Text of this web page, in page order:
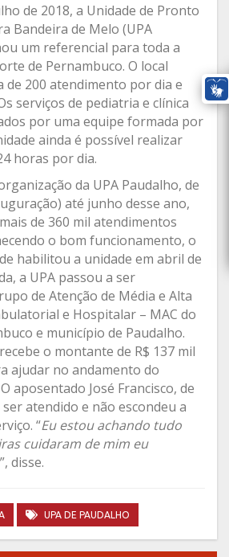
de 2018, a Unidade de Pronto
Bandeira de Melo (UPA
um referencial para toda a
de Pernambuco. O local
de 200 atendimento por dia e
serviços de pediatria e clínica
por uma equipe formada por
ainda é possível realizar
horas por dia.
da UPA Paudalho, de
até junho desse ano,
de 360 mil atendimentos
o bom funcionamento, o
habilitou a unidade em abril de
a UPA passou a ser
de Atenção de Média e Alta
e Hospitalar – MAC do
e município de Paudalho.
o montante de R$ 137 mil
ajudar no andamento do
aposentado José Francisco, de
atendido e não escondeu a
“Eu estou achando tudo
cuidaram de mim eu
”, disse.
UPA DE PAUDALHO